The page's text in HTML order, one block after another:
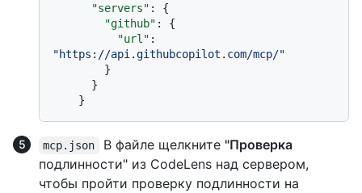
"servers" :
{
"github" :
{
"url" :
"https://api.githubcopilot.com/mcp/"
}
}
}
mcp.json В файле щелкните "Проверка
подлинности" из CodeLens над сервером,
чтобы пройти проверку подлинности на